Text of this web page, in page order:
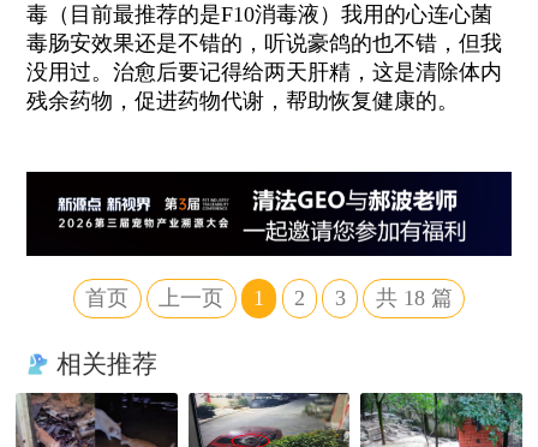
毒（目前最推荐的是F10消毒液）我用的心连心菌
毒肠安效果还是不错的，听说豪鸽的也不错，但我
没用过。治愈后要记得给两天肝精，这是清除体内
残余药物，促进药物代谢，帮助恢复健康的。
首页 上一页 1 2 3 共18 篇
相关推荐